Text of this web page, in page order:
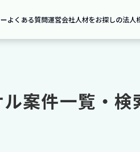
よくある質問運営会社人材をお探しの法人
案件一覧・検